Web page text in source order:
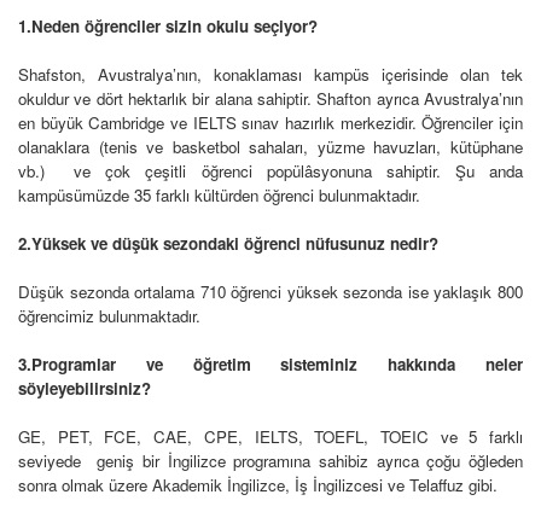
1.Neden öğrenciler sizin okulu seçiyor?
Shafston, Avustralya’nın, konaklaması kampüs içerisinde olan tek
okuldur ve dört hektarlık bir alana sahiptir. Shafton ayrıca Avustralya’nın
en büyük Cambridge ve IELTS sınav hazırlık merkezidir. Öğrenciler için
olanaklara (tenis ve basketbol sahaları, yüzme havuzları, kütüphane
vb.) ve çok çeşitli öğrenci popülâsyonuna sahiptir. Şu anda
kampüsümüzde 35 farklı kültürden öğrenci bulunmaktadır.
2.Yüksek ve düşük sezondaki öğrenci nüfusunuz nedir?
Düşük sezonda ortalama 710 öğrenci yüksek sezonda ise yaklaşık 800
öğrencimiz bulunmaktadır.
3.Programlar ve öğretim sisteminiz hakkında neler
söyleyebilirsiniz?
GE, PET, FCE, CAE, CPE, IELTS, TOEFL, TOEIC ve 5 farklı
seviyede geniş bir İngilizce programına sahibiz ayrıca çoğu öğleden
sonra olmak üzere Akademik İngilizce, İş İngilizcesi ve Telaffuz gibi.